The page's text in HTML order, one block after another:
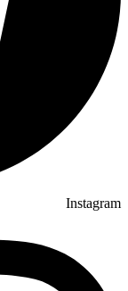
Instagram